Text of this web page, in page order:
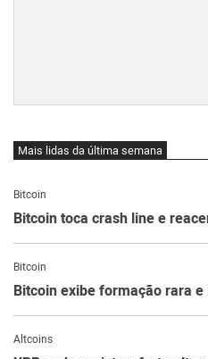
Mais lidas da última semana
Bitcoin
Bitcoin toca crash line e
Bitcoin
Bitcoin exibe formação rara
Altcoins